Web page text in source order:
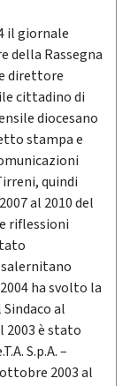
il giornale
della Rassegna
direttore
cittadino di
diocesano
stampa e
quindi
al 2010 del
riflessioni
ha svolto la
al
2003 è stato
S.p.A. –
2003 al